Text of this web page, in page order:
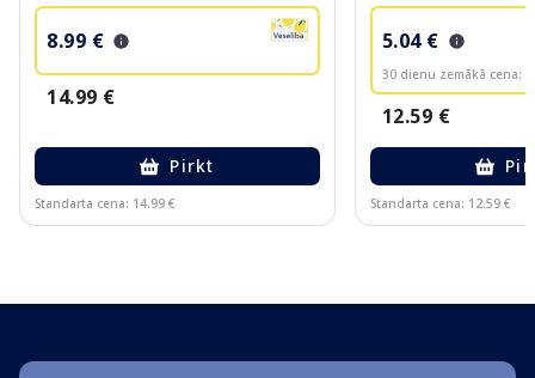
8.99 €
14.99 €
Pirkt
Standarta cena: 14.99 €
5.04 €
30 dienu zemākā cena:
12.59 €
Standarta cena: 12.59 €